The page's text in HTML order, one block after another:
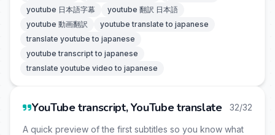
youtube 日本語字幕
youtube 翻訳 日本語
youtube 動画翻訳
youtube translate to japanese
translate youtube to japanese
youtube transcript to japanese
translate youtube video to japanese
YouTube transcript, YouTube translate 32/32
A quick preview of the first subtitles so you know what